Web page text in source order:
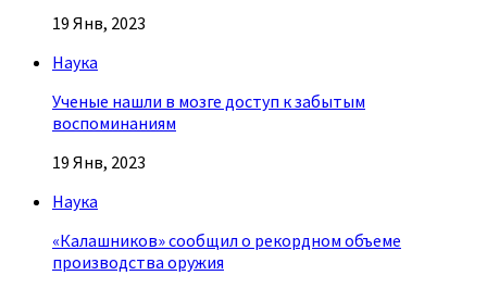
19 Янв, 2023
Наука
Ученые нашли в мозге доступ к забытым
воспоминаниям
19 Янв, 2023
Наука
«Калашников» сообщил о рекордном объеме
производства оружия